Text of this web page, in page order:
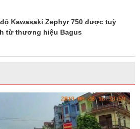
Kawasaki Zephyr 750 được tuỳ
từ thương hiệu Bagus